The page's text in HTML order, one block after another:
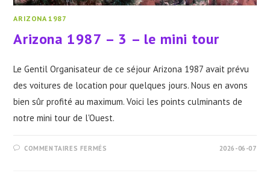
ARIZONA 1987
Arizona 1987 – 3 – le mini tour
Le Gentil Organisateur de ce séjour Arizona 1987 avait prévu
des voitures de location pour quelques jours. Nous en avons
bien sûr profité au maximum. Voici les points culminants de
notre mini tour de l'Ouest.
COMMENTAIRES FERMÉS 2026-06-07